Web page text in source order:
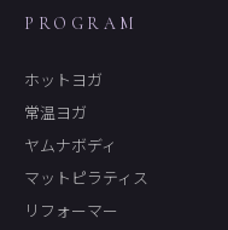
PROGRAM
ホットヨガ
常温ヨガ
ヤムナボディ
マットピラティス
リフォーマー